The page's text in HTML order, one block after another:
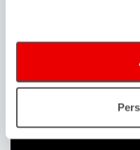
28/11